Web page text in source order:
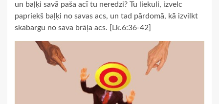
un baļķi savā paša acī tu neredzi? Tu liekuli, izvelc
papriekš baļķi no savas acs, un tad pārdomā, kā izvilkt
skabargu no sava brāļa acs. [Lk.6:36-42]